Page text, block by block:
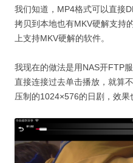
我们知道，MP4格式可以直接
拷贝到本地也有MKV硬解支持
上支持MKV硬解的软件。
我现在的做法是用NAS开FTP
直接连接过去单击播放，就算
压制的1024×576的日剧，效果